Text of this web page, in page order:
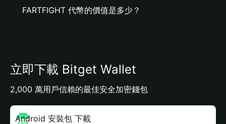
FARTFIGHT 代幣的價值是多少？
立即下載 Bitget Wallet
2,000 萬用戶信賴的最佳安全加密錢包
Android 安裝包 下載